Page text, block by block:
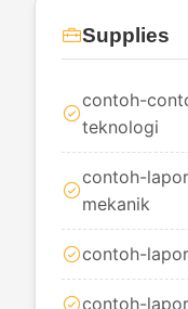
Supplies
contoh-
teknologi
contoh-
mekanik
contoh-
contoh-